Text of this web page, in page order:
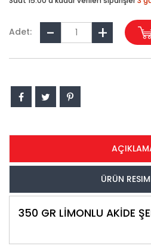
Adet:
ÜRÜN
350 GR LİMONLU AKİDE